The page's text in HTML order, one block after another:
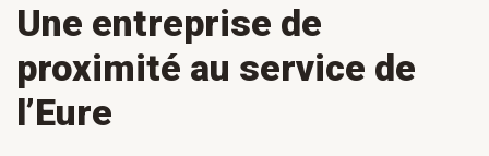
Une entreprise de
proximité au service de
l’Eure